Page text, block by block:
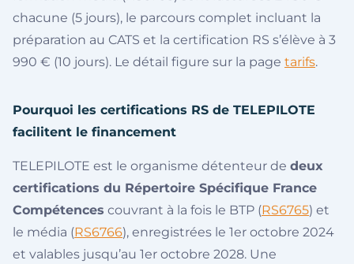
chacune (5 jours), le parcours complet incluant la
préparation au CATS et la certification RS s’élève à 3
990 € (10 jours). Le détail figure sur la page tarifs.
Pourquoi les certifications RS de TELEPILOTE
facilitent le financement
TELEPILOTE est le organisme détenteur de deux
certifications du Répertoire Spécifique France
Compétences couvrant à la fois le BTP (RS6765) et
le média (RS6766), enregistrées le 1er octobre 2024
et valables jusqu’au 1er octobre 2028. Une